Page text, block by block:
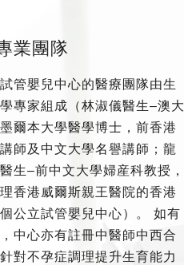
業團隊
管嬰兒中心的醫療團隊由生
專家組成（林淑儀醫生–澳大
爾本大學醫學博士，前香港
師及中文大學名譽講師；龍
生–前中文大學婦産科教授，
香港威爾斯親王醫院的香港
公立試管嬰兒中心）。 如有
中心亦有註冊中醫師中西合
對不孕症調理提升生育能力